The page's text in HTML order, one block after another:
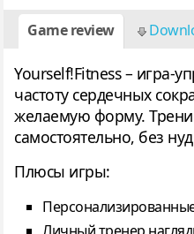
Game review
Yourself!Fitness – игра-
частоту сердечных
желаемую форму.
самостоятельно, без
Плюсы игры: